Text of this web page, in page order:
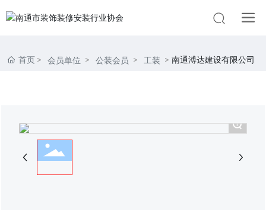
首页 会员单位 公装会员 工装 南通溥达建设有限公司
+